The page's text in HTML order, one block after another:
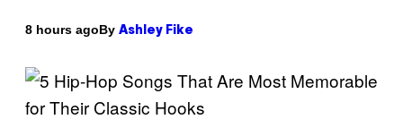
8 hours agoBy Ashley Fike